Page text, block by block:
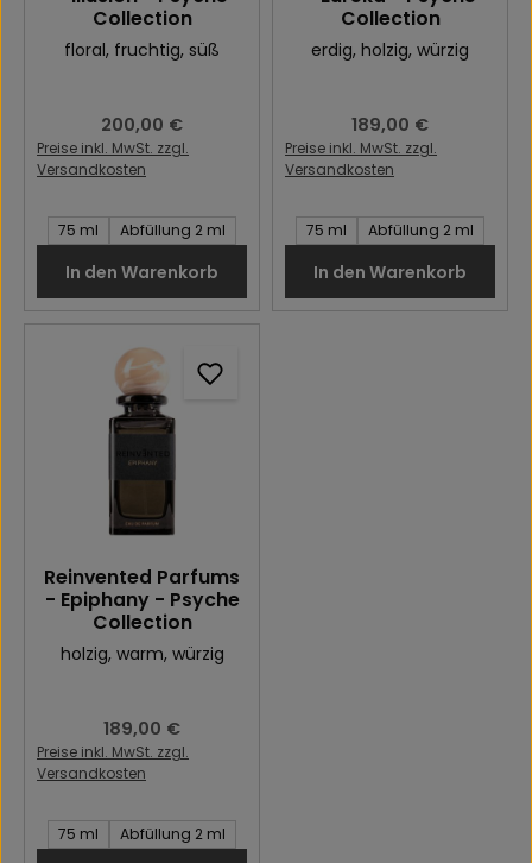
Collection
floral, fruchtig, süß
Regulärer Preis:
200,00 €
Preise inkl. MwSt. zzgl.
Versandkosten
Inhalt des Artikel:
75 ml Abfüllung 2 ml
In den Warenkorb
Collection
erdig, holzig, würzig
Regulärer Preis:
189,00 €
Preise inkl. MwSt. zzgl.
Versandkosten
Inhalt des Artikel:
75 ml Abfüllung 2 ml
In den Warenkorb
Reinvented Parfums
- Epiphany - Psyche
Collection
holzig, warm, würzig
Regulärer Preis:
189,00 €
Preise inkl. MwSt. zzgl.
Versandkosten
Inhalt des Artikel:
75 ml Abfüllung 2 ml